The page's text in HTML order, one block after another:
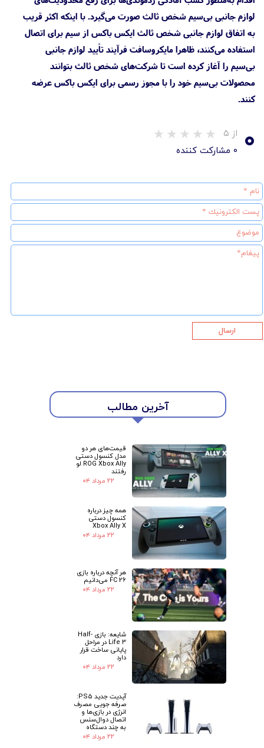
لوازم جانبی بی‌سیم شخص ثالث صورت می‌گیرد. با اینکه اکثر قریب
به اتفاق لوازم جانبی شخص ثالث ایکس باکس از سیم برای اتصال
استفاده می‌کنند، ظاهرا مایکروسافت فرآیند تأیید لوازم جانبی
بی‌سیم را آغاز کرده است تا شرکت‌های شخص ثالث بتوانند
محصولات بی‌سیم خود را با مجوز رسمی برای ایکس باکس عرضه
کنند.
۰ از ۵
۰ مشارکت کننده
آخرین مطالب
قیمت‌های هر دو
مدل کنسول دستی
ROG Xbox Ally لو
رفتند
۲۲ مرداد ۰۴
همه چیز درباره
کنسول دستی
Xbox Ally X
۲۲ مرداد ۰۴
هر آنچه درباره بازی
FC 26 می‌دانیم
۲۲ مرداد ۰۴
شایعه: بازی Half-
Life 3 در مراحل
پایانی ساخت قرار
دارد
۲۲ مرداد ۰۴
آپدیت جدید PS5:
صرفه جویی مصرف
انرژی در بازی‌ها و
اتصال دوال‌سنس
به چند دستگاه
۲۲ مرداد ۰۴
ارسال